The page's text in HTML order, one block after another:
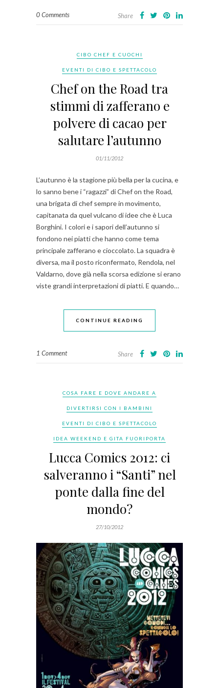
0 Comments Share
CIBO CHEF E CUOCHI
EVENTI DI CIBO E SPETTACOLO
Chef on the Road tra
stimmi di zafferano e
polvere di cacao per
salutare l’autunno
01/11/2012
L’autunno è la stagione più bella per la cucina, e
lo sanno bene i “ragazzi” di Chef on the Road,
una brigata di chef sempre in movimento,
capitanata da quel vulcano di idee che è Luca
Borghini. I colori e i sapori dell’autunno si
fondono nei piatti che hanno come tema
principale zafferano e cioccolato. La squadra è
diversa, ma il posto riconfermato, Rendola, nel
Valdarno, dove già nella scorsa edizione si erano
viste grandi interpretazioni di piatti. E quando…
CONTINUE READING
1 Comment Share
COSA FARE E DOVE ANDARE A
DIVERTIRSI CON I BAMBINI
EVENTI DI CIBO E SPETTACOLO
IDEA WEEKEND E GITA FUORIPORTA
Lucca Comics 2012: ci
salveranno i “Santi” nel
ponte dalla fine del
mondo?
27/10/2012